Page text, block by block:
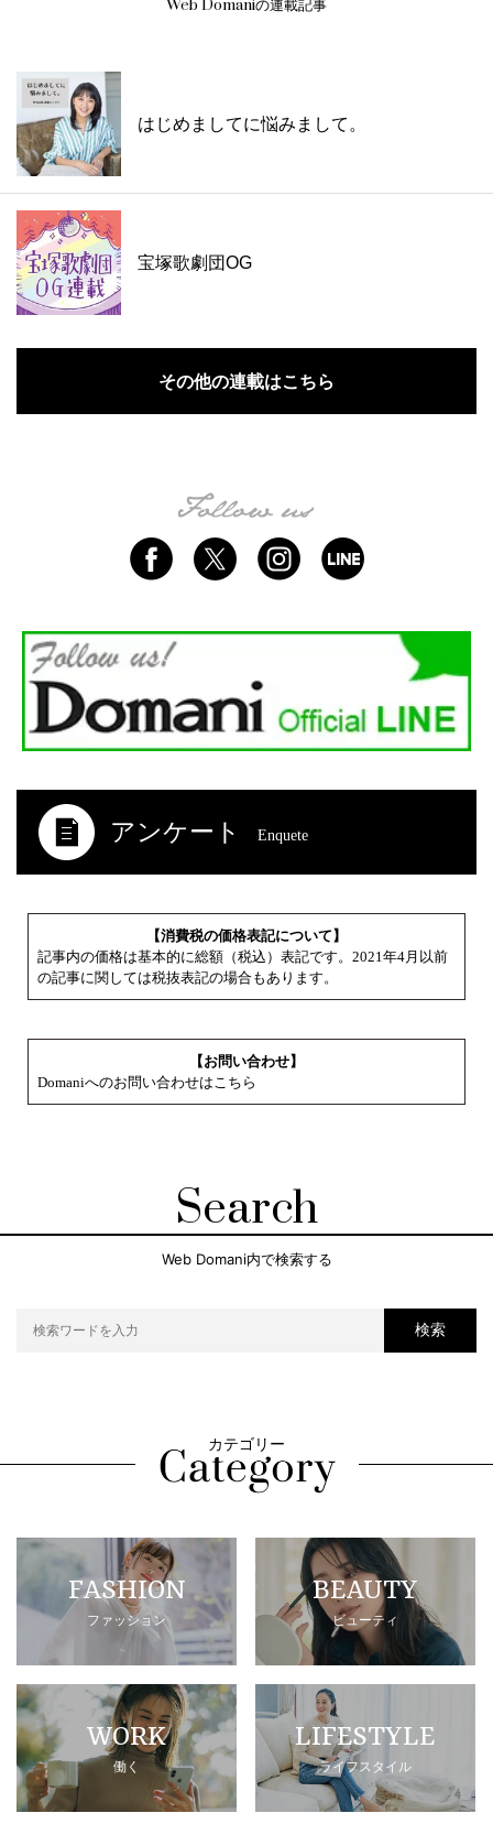
Web Domaniの連載記事
はじめましてに悩みまして。
宝塚歌劇団OG
その他の連載はこちら
アンケート Enquete
【消費税の価格表記について】
記事内の価格は基本的に総額（税込）表記です。2021年4月以前
の記事に関しては税抜表記の場合もあります。
【お問い合わせ】
Domaniへのお問い合わせはこちら
Search
Web Domani内で検索する
検索
カテゴリー
FASHION
ファッション
BEAUTY
ビューティ
WORK
働く
LIFESTYLE
ライフスタイル